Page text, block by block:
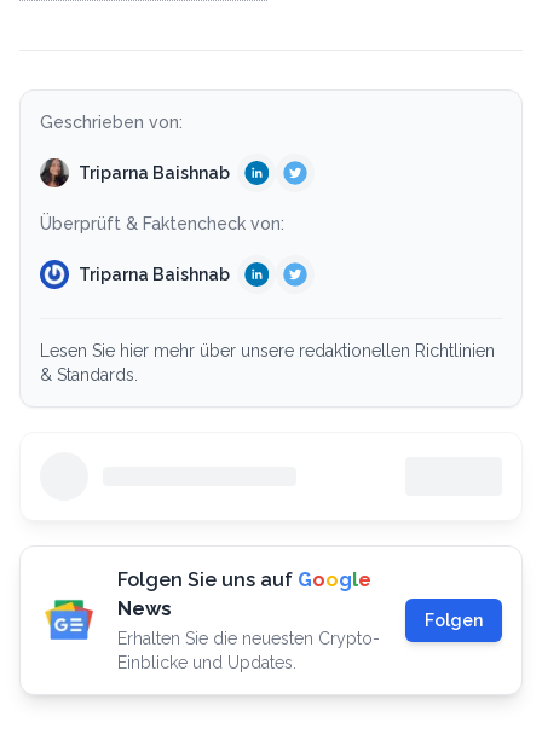
Geschrieben von:
Triparna Baishnab
Überprüft & Faktencheck von:
Triparna Baishnab
Lesen Sie hier mehr über unsere redaktionellen Richtlinien
& Standards.
Folgen Sie uns auf Google
News
Erhalten Sie die neuesten Crypto-
Einblicke und Updates.
Folgen